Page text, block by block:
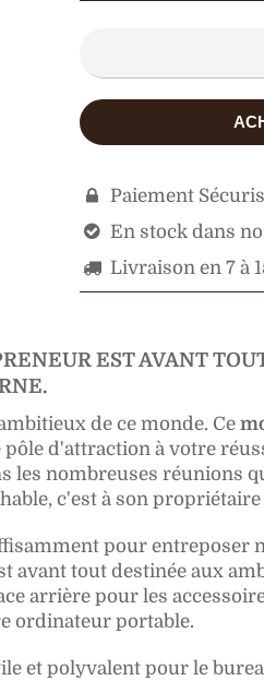
 Paiement
 En stock dans
 Livraison en 7 à
EST AVANT
de ce monde. Ce
d'attraction à votre
les nombreuses réunions
c'est à son
pour entreposer
avant tout destinée aux
arrière pour les
ordinateur portable.
et polyvalent pour le